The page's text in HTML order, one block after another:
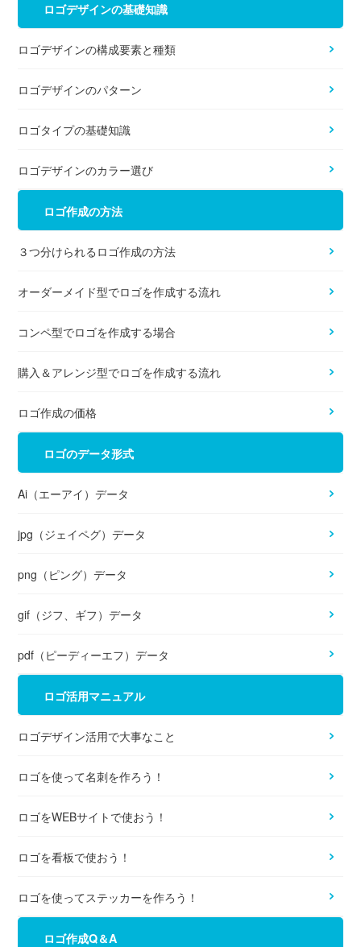
ロゴデザインの基礎知識
ロゴデザインの構成要素と種類
ロゴデザインのパターン
ロゴタイプの基礎知識
ロゴデザインのカラー選び
ロゴ作成の方法
３つ分けられるロゴ作成の方法
オーダーメイド型でロゴを作成する流れ
コンペ型でロゴを作成する場合
購入＆アレンジ型でロゴを作成する流れ
ロゴ作成の価格
ロゴのデータ形式
Ai（エーアイ）データ
jpg（ジェイペグ）データ
png（ピング）データ
gif（ジフ、ギフ）データ
pdf（ピーディーエフ）データ
ロゴ活用マニュアル
ロゴデザイン活用で大事なこと
ロゴを使って名刺を作ろう！
ロゴをWEBサイトで使おう！
ロゴを看板で使おう！
ロゴを使ってステッカーを作ろう！
ロゴ作成Q＆A